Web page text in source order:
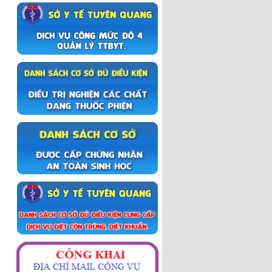
Đỡ đẻ thường phần 2
Đỡ để thường phần 1
Sinh mổ
Lẻ loi người thầy thuốc
Chân- Miệng
Trập trùng mây núi Hà Giang
Khoảnh khắc Hà Giang
Du lịch Hà Giang 2017